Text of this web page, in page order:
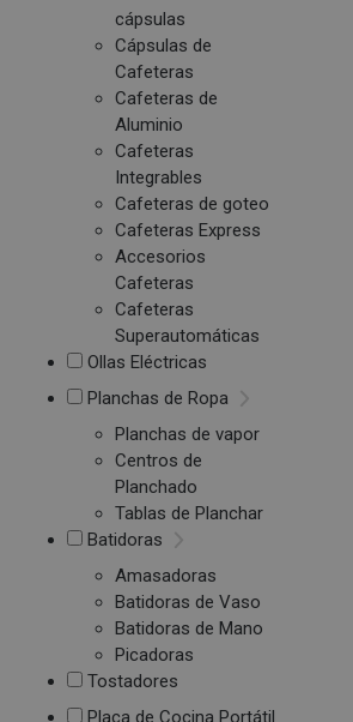
cápsulas
Cápsulas de
Cafeteras
Cafeteras de
Aluminio
Cafeteras
Integrables
Cafeteras de goteo
Cafeteras Express
Accesorios
Cafeteras
Cafeteras
Superautomáticas
Ollas Eléctricas
Planchas de Ropa
Planchas de vapor
Centros de
Planchado
Tablas de Planchar
Batidoras
Amasadoras
Batidoras de Vaso
Batidoras de Mano
Picadoras
Tostadores
Placa de Cocina Portátil